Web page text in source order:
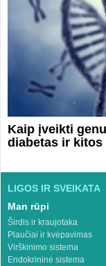
Kaip įveikti
diabetas ir
LIGOS IR SVEIKATA
Man rūpi
Širdis ir kraujotaka
Plaučiai ir kvėpavimas
Virškinimo sistema
Endokrininė sistema